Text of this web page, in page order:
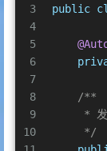
3
4
5
6
7
8
9
10
public
/**
*
     */